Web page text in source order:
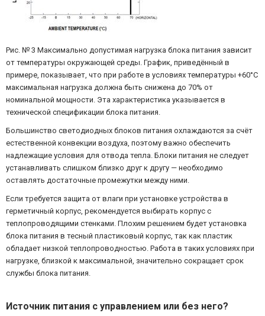
Рис. № 3 Максимально допустимая нагрузка блока питания зависит
от температуры окружающей среды. График, приведённый в
примере, показывает, что при работе в условиях температуры +60°C
максимальная нагрузка должна быть снижена до 70% от
номинальной мощности. Эта характеристика указывается в
технической спецификации блока питания.
Большинство светодиодных блоков питания охлаждаются за счёт
естественной конвекции воздуха, поэтому важно обеспечить
надлежащие условия для отвода тепла. Блоки питания не следует
устанавливать слишком близко друг к другу — необходимо
оставлять достаточные промежутки между ними.
Если требуется защита от влаги при установке устройства в
герметичный корпус, рекомендуется выбирать корпус с
теплопроводящими стенками. Плохим решением будет установка
блока питания в тесный пластиковый корпус, так как пластик
обладает низкой теплопроводностью. Работа в таких условиях при
нагрузке, близкой к максимальной, значительно сокращает срок
службы блока питания.
Источник питания с управлением или без него?